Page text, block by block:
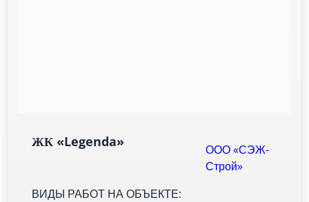
ЖК «Legenda»
ООО «СЭЖ-
Строй»
ВИДЫ РАБОТ НА ОБЪЕКТЕ: